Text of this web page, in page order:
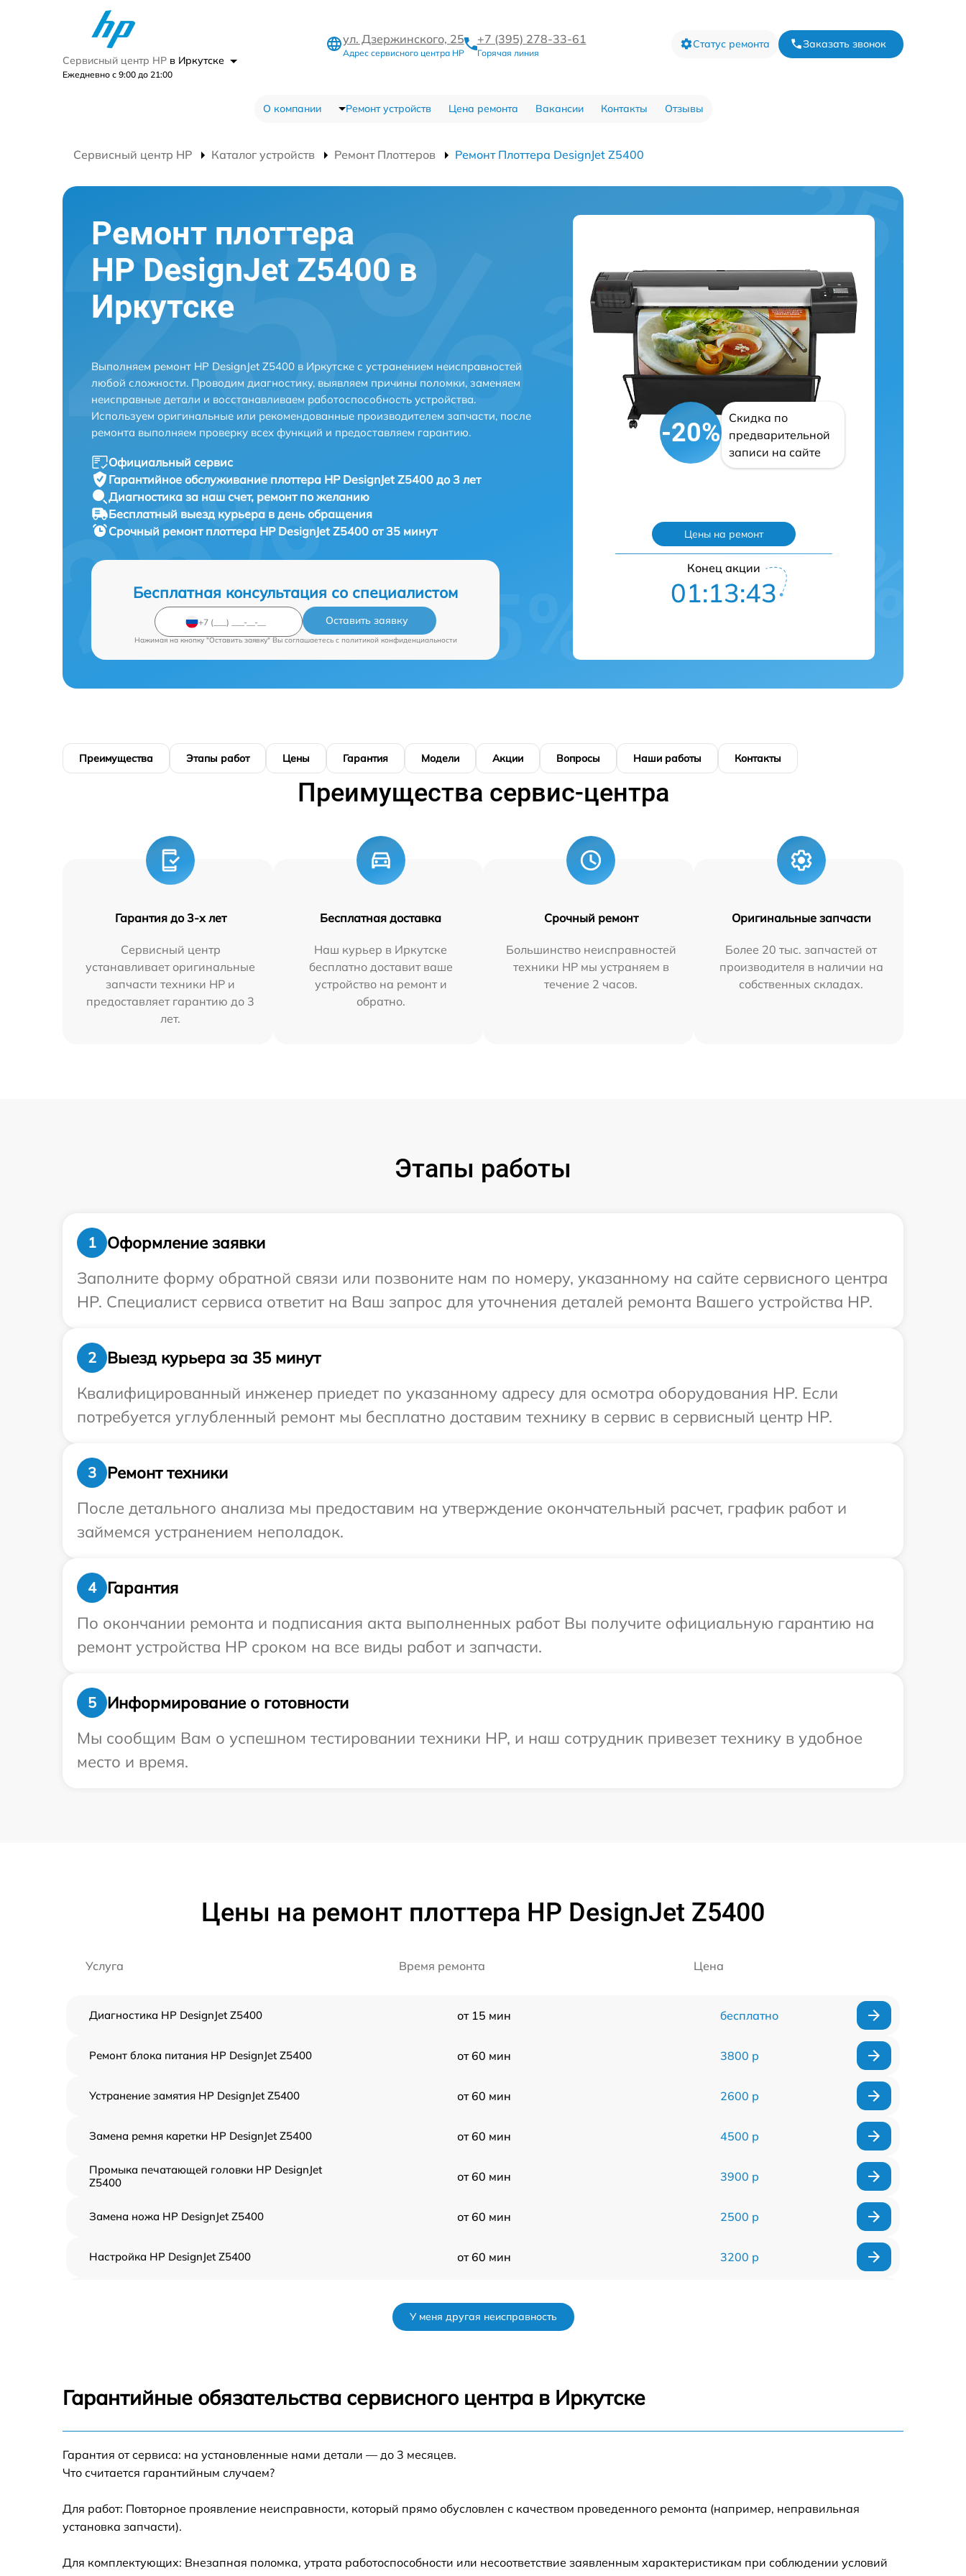
Сервисный центр HP в Иркутске
Ежедневно с 9:00 до 21:00
ул. Дзержинского, 25
Адрес сервисного центра HP
+7 (395) 278-33-61
Горячая линия
Статус ремонта Заказать звонок
О компании Ремонт устройств Цена ремонта Вакансии Контакты Отзывы
Сервисный центр HP Каталог устройств Ремонт Плоттеров Ремонт Плоттера DesignJet Z5400
Ремонт плоттера
HP DesignJet Z5400 в
Иркутске
Выполняем ремонт HP DesignJet Z5400 в Иркутске с устранением неисправностей
любой сложности. Проводим диагностику, выявляем причины поломки, заменяем
неисправные детали и восстанавливаем работоспособность устройства.
Используем оригинальные или рекомендованные производителем запчасти, после
ремонта выполняем проверку всех функций и предоставляем гарантию.
Официальный сервис
Гарантийное обслуживание плоттера HP DesignJet Z5400 до 3 лет
Диагностика за наш счет, ремонт по желанию
Бесплатный выезд курьера в день обращения
Срочный ремонт плоттера HP DesignJet Z5400 от 35 минут
Бесплатная консультация со специалистом
Оставить заявку
Нажимая на кнопку "Оставить заявку" Вы соглашаетесь c политикой конфиденциальности
-20%
Скидка по
предварительной
записи на сайте
Цены на ремонт
Конец акции
01:13:42
Преимущества Этапы работ Цены Гарантия Модели Акции Вопросы Наши работы Контакты
Преимущества сервис-центра
Гарантия до 3-х лет
Сервисный центр
устанавливает оригинальные
запчасти техники HP и
предоставляет гарантию до 3
лет.
Бесплатная доставка
Наш курьер в Иркутске
бесплатно доставит ваше
устройство на ремонт и
обратно.
Срочный ремонт
Большинство неисправностей
техники HP мы устраняем в
течение 2 часов.
Оригинальные запчасти
Более 20 тыс. запчастей от
производителя в наличии на
собственных складах.
Этапы работы
1
Оформление заявки
Заполните форму обратной связи или позвоните нам по номеру, указанному на сайте сервисного центра
HP. Специалист сервиса ответит на Ваш запрос для уточнения деталей ремонта Вашего устройства HP.
2
Выезд курьера за 35 минут
Квалифицированный инженер приедет по указанному адресу для осмотра оборудования HP. Если
потребуется углубленный ремонт мы бесплатно доставим технику в сервис в сервисный центр HP.
3
Ремонт техники
После детального анализа мы предоставим на утверждение окончательный расчет, график работ и
займемся устранением неполадок.
4
Гарантия
По окончании ремонта и подписания акта выполненных работ Вы получите официальную гарантию на
ремонт устройства HP сроком на все виды работ и запчасти.
5
Информирование о готовности
Мы сообщим Вам о успешном тестировании техники HP, и наш сотрудник привезет технику в удобное
место и время.
Цены на ремонт плоттера HP DesignJet Z5400
Услуга Время ремонта Цена
Диагностика HP DesignJet Z5400 от 15 мин бесплатно
Ремонт блока питания HP DesignJet Z5400 от 60 мин 3800 р
Устранение замятия HP DesignJet Z5400 от 60 мин 2600 р
Замена ремня каретки HP DesignJet Z5400 от 60 мин 4500 р
Промыка печатающей головки HP DesignJet
Z5400
от 60 мин 3900 р
Замена ножа HP DesignJet Z5400 от 60 мин 2500 р
Настройка HP DesignJet Z5400 от 60 мин 3200 р
Замена трубок HP DesignJet Z5400
У меня другая неисправность
Гарантийные обязательства сервисного центра в Иркутске
Гарантия от сервиса: на установленные нами детали — до 3 месяцев.
Что считается гарантийным случаем?
Для работ: Повторное проявление неисправности, который прямо обусловлен с качеством проведенного ремонта (например, неправильная
установка запчасти).
Для комплектующих: Внезапная поломка, утрата работоспособности или несоответствие заявленным характеристикам при соблюдении условий